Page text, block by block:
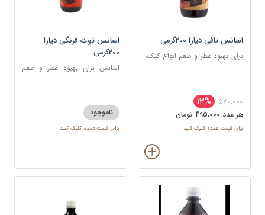
اسانس تافی دیارا 200گرمی
برای بهبود عطر و طعم انواع کیک،
570,000
13%
هر عدد 495,000 تومان
برای قیمت عمده کلیک کنید
اسانس توت فرنگی دیارا
200گرمی
اسانس برای بهبود عطر و طعم
ناموجود
برای قیمت عمده کلیک کنید